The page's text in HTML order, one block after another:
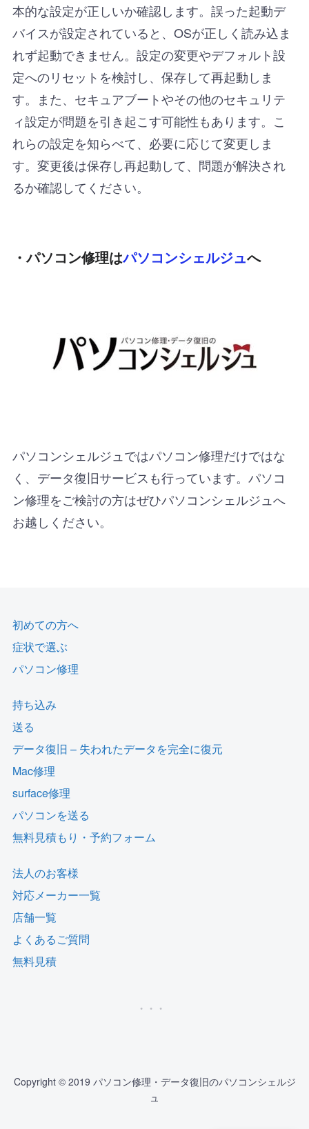
本的な設定が正しいか確認します。誤った起動デ
バイスが設定されていると、OSが正しく読み込ま
れず起動できません。設定の変更やデフォルト設
定へのリセットを検討し、保存して再起動しま
す。また、セキュアブートやその他のセキュリテ
ィ設定が問題を引き起こす可能性もあります。こ
れらの設定を知らべて、必要に応じて変更しま
す。変更後は保存し再起動して、問題が解決され
るか確認してください。
・パソコン修理はパソコンシェルジュへ
パソコンシェルジュではパソコン修理だけではな
く、データ復旧サービスも行っています。パソコ
ン修理をご検討の方はぜひパソコンシェルジュへ
お越しください。
初めての方へ
症状で選ぶ
パソコン修理
持ち込み
送る
データ復旧 – 失われたデータを完全に復元
Mac修理
surface修理
パソコンを送る
無料見積もり・予約フォーム
法人のお客様
対応メーカー一覧
店舗一覧
よくあるご質問
無料見積
Copyright © 2019 パソコン修理・データ復旧のパソコンシェルジ
ュ